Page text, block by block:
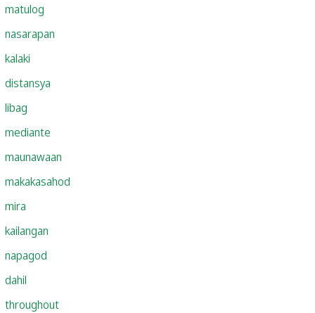
matulog
nasarapan
kalaki
distansya
libag
mediante
maunawaan
makakasahod
mira
kailangan
napagod
dahil
throughout